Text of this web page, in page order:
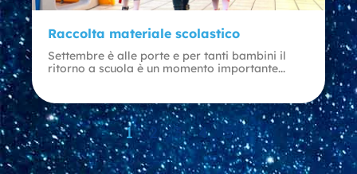
Raccolta materiale scolastico
Settembre è alle porte e per tanti bambini il
ritorno a scuola è un momento importante...
1 2 3 4 5